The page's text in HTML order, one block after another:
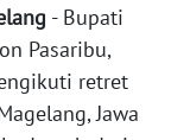
- Bupati
Pasaribu,
retret
Jawa